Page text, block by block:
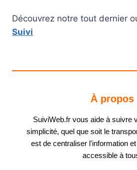
Découvrez notre tout dernier
Suivi
À propos
SuiviWeb.fr vous aide à suivre
simplicité, quel que soit le
est de centraliser l'information
accessible à